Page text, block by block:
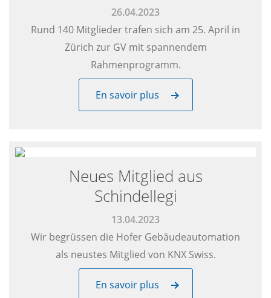
26.04.2023
Rund 140 Mitglieder trafen sich am 25. April in
Zürich zur GV mit spannendem
Rahmenprogramm.
En savoir plus
Neues Mitglied aus
Schindellegi
13.04.2023
Wir begrüssen die Hofer Gebäudeautomation
als neustes Mitglied von KNX Swiss.
En savoir plus